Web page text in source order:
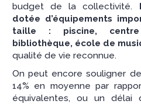
budget de la collectivité.
dotée d’équipements
taille : piscine,
bibliothèque, école de
qualité de vie reconnue.
On peut encore souligner
14% en moyenne par
équivalentes, ou un délai